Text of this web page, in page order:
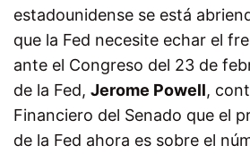
estadounidense se está
que la Fed necesite echar el
ante el Congreso del 23 de
de la Fed, Jerome Powell,
Financiero del Senado que el
de la Fed ahora es sobre el